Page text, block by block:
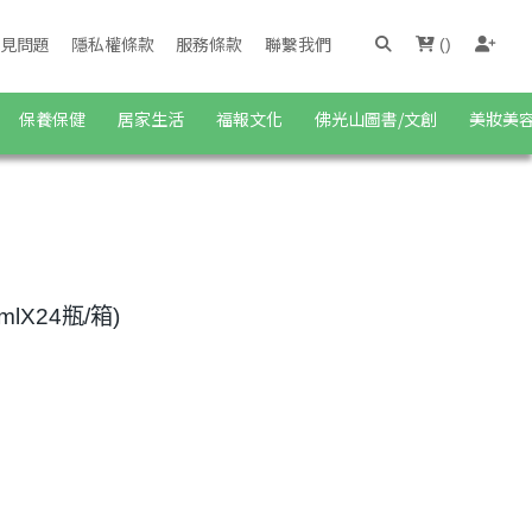
問題 隱私權條款 服務條款 聯繫我們 ()
保養保健 居家生活 福報文化 佛光山圖書/文創 美妝美
瓶/箱)